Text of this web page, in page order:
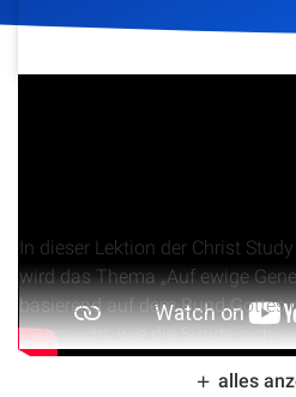
In dieser Lektion der Christ
wird das Thema „Auf ewige
basierend auf dem Bund Gottes
untersucht, wie die Sünde sich
Zustand führte, der Gott
Gottes Charakter, seinealles